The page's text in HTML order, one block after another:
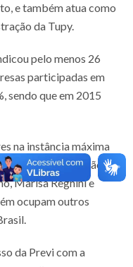
e também atua como
da Tupy.
pelo menos 26
participadas em
sendo que em 2015
na instância máxima
Deliberativo. São
Marisa Reghini e
ocupam outros
da Previ com a